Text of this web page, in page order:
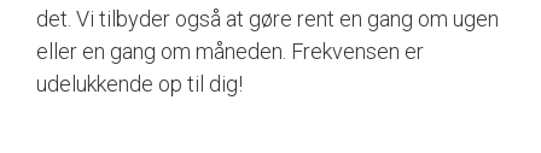
det. Vi tilbyder også at gøre rent en gang om ugen
eller en gang om måneden. Frekvensen er
udelukkende op til dig!